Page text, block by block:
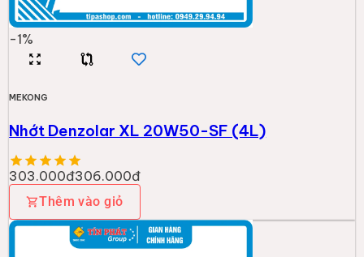
-1%
MEKONG
Nhớt Denzolar XL 20W50-SF (4L)
303.000đ306.000đ
Thêm vào giỏ